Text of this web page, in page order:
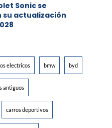
Sonic se
actualización
electricos bmw byd
antiguos
carros deportivos